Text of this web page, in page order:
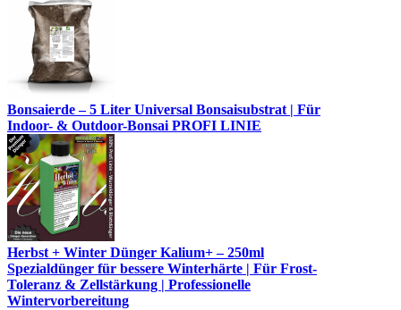
Bonsaierde – 5 Liter Universal Bonsaisubstrat | Für
Indoor- & Outdoor-Bonsai PROFI LINIE
Herbst + Winter Dünger Kalium+ – 250ml
Spezialdünger für bessere Winterhärte | Für Frost-
Toleranz & Zellstärkung | Professionelle
Wintervorbereitung